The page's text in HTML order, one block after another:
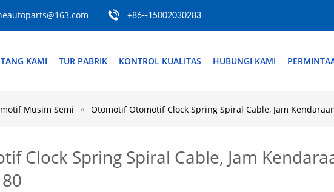
+86--15002030283
KAMI TUR PABRIK KONTROL KUALITAS HUBUNGI KAMI
Musim Semi Otomotif Otomotif Clock Spring Spiral Cable, Jam
Clock Spring Spiral Cable, Jam